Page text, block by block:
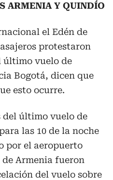
ARMENIA Y QUINDÍO
el Edén de
protestaron
último vuelo de
Bogotá, dicen que
esto ocurre.
del último vuelo de
las 10 de la noche
por el aeropuerto
Armenia fueron
del vuelo sobre